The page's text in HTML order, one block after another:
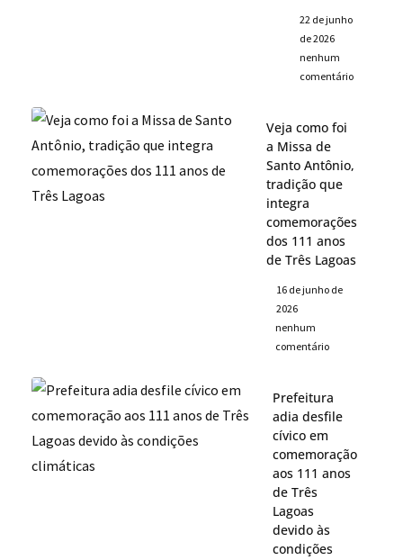
22 de junho
de 2026
nenhum
comentário
Veja como foi
a Missa de
Santo Antônio,
tradição que
integra
comemorações
dos 111 anos
de Três Lagoas
16 de junho de
2026
nenhum
comentário
Prefeitura
adia desfile
cívico em
comemoração
aos 111 anos
de Três
Lagoas
devido às
condições